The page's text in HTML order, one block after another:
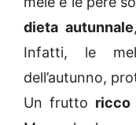
dieta autunnale
Infatti, le
dell’autunno,
Un frutto ricco